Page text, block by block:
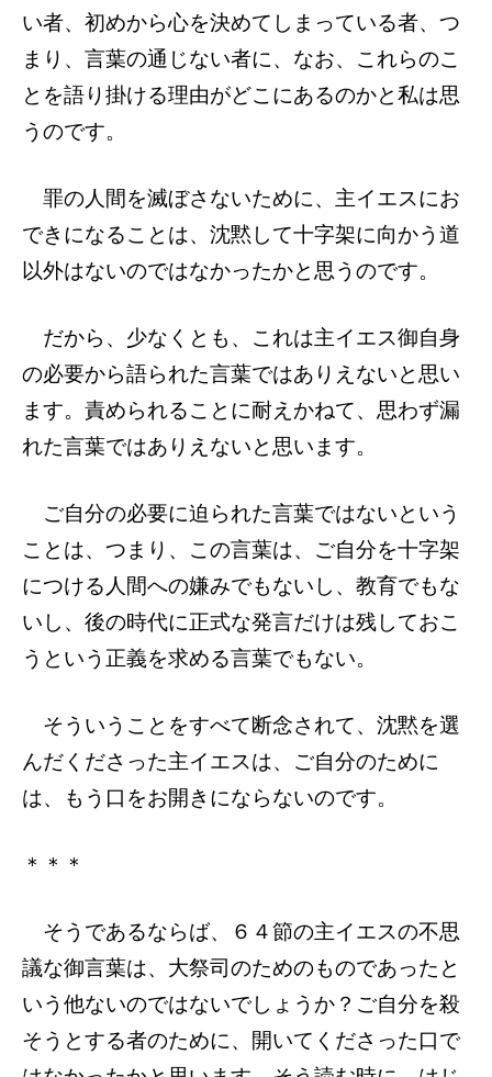
い者、初めから心を決めてしまっている者、つ
まり、言葉の通じない者に、なお、これらのこ
とを語り掛ける理由がどこにあるのかと私は思
うのです。
罪の人間を滅ぼさないために、主イエスにお
できになることは、沈黙して十字架に向かう道
以外はないのではなかったかと思うのです。
だから、少なくとも、これは主イエス御自身
の必要から語られた言葉ではありえないと思い
ます。責められることに耐えかねて、思わず漏
れた言葉ではありえないと思います。
ご自分の必要に迫られた言葉ではないという
ことは、つまり、この言葉は、ご自分を十字架
につける人間への嫌みでもないし、教育でもな
いし、後の時代に正式な発言だけは残しておこ
うという正義を求める言葉でもない。
そういうことをすべて断念されて、沈黙を選
んだくださった主イエスは、ご自分のために
は、もう口をお開きにならないのです。
＊＊＊
そうであるならば、６４節の主イエスの不思
議な御言葉は、大祭司のためのものであったと
いう他ないのではないでしょうか？ご自分を殺
そうとする者のために、開いてくださった口で